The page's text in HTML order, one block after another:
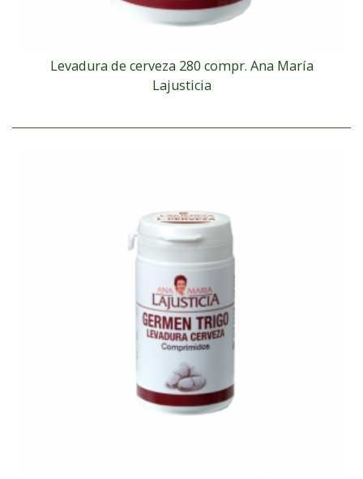
Levadura de cerveza 280 compr. Ana María
Lajusticia